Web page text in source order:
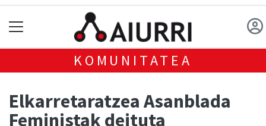
KOMUNITATEA
Elkarretaratzea Asanblada
Feministak deituta